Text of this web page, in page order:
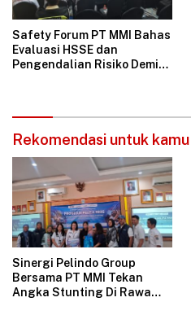
Safety Forum PT MMI Bahas
Evaluasi HSSE dan
Pengendalian Risiko Demi
Rekomendasi untuk kamu
Sinergi Pelindo Group
Bersama PT MMI Tekan
Angka Stunting Di Rawa